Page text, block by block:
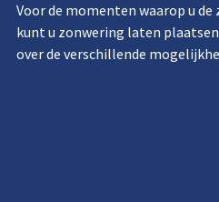
Voor de momenten waarop u
kunt u zonwering laten
over de verschillende